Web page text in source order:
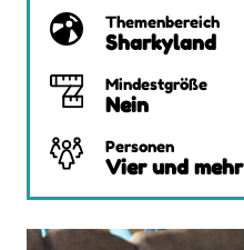
Themenbereich
Sharkyland
Mindestgröße
Nein
Personen
Vier und mehr